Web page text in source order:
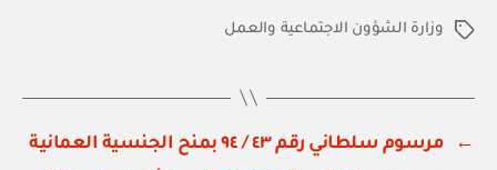
الوسوموزارة الشؤون الاجتماعية والعمل
←
مرسوم سلطاني رقم ٤٣ / ٩٤ بمنح الجنسية العمانية